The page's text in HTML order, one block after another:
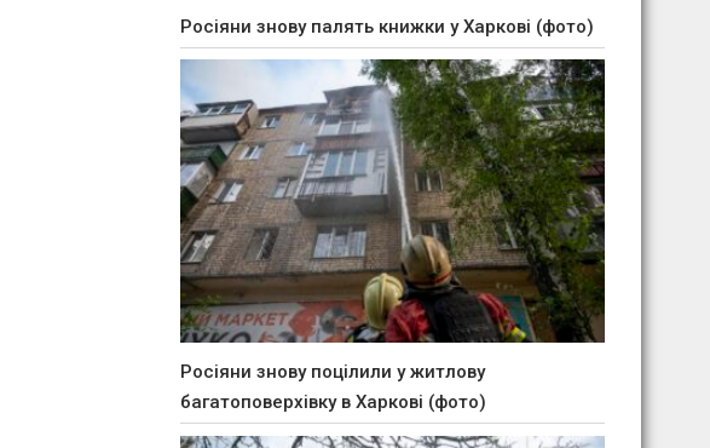
Росіяни знову палять книжки у Харкові (фото)
Росіяни знову поцілили у житлову
багатоповерхівку в Харкові (фото)